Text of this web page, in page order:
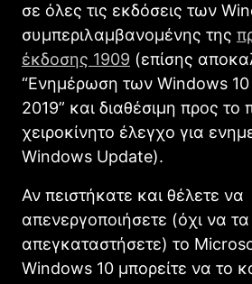
σε όλες τις εκδόσεις των
συμπεριλαμβανομένης της
έκδοσης 1909 (επίσης
“Ενημέρωση των Windows
2019” και διαθέσιμη προς το
χειροκίνητο έλεγχο για
Windows Update).
Αν πειστήκατε και θέλετε να
απενεργοποιήσετε (όχι να τα
απεγκαταστήσετε) το
Windows 10 μπορείτε να το